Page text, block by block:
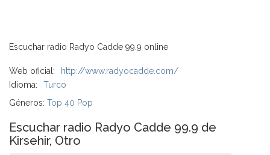
Escuchar radio Radyo Cadde 99.9 online
Web oficial:
http://www.radyocadde.com/
Idioma:
Turco
Géneros: Top 40 Pop
Escuchar radio Radyo Cadde 99.9 de
Kirsehir, Otro